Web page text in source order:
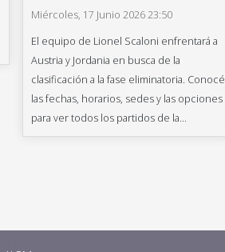
Miércoles, 17 Junio 2026 23:50
El equipo de Lionel Scaloni enfrentará a
Austria y Jordania en busca de la
clasificación a la fase eliminatoria. Conocé
las fechas, horarios, sedes y las opciones
para ver todos los partidos de la...